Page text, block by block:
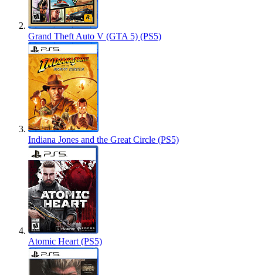
Grand Theft Auto V (GTA 5) (PS5)
Indiana Jones and the Great Circle (PS5)
Atomic Heart (PS5)